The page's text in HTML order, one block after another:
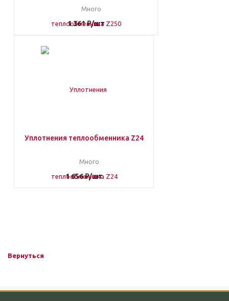
Много
1 361₽/шт
Уплотнения теплообменника Z24
Много
1 656₽/шт
Вернуться